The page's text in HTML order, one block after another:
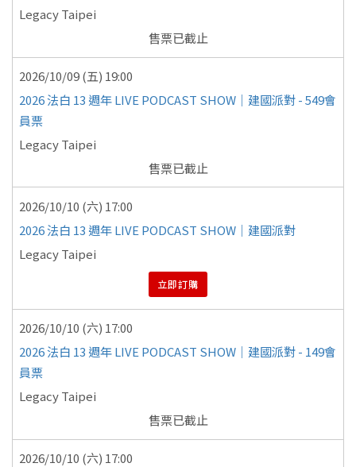
Legacy Taipei
售票已截止
2026/10/09 (五) 19:00
2026 法白 13 週年 LIVE PODCAST SHOW｜建國派對 - 549會
員票
Legacy Taipei
售票已截止
2026/10/10 (六) 17:00
2026 法白 13 週年 LIVE PODCAST SHOW｜建國派對
Legacy Taipei
立即訂購
2026/10/10 (六) 17:00
2026 法白 13 週年 LIVE PODCAST SHOW｜建國派對 - 149會
員票
Legacy Taipei
售票已截止
2026/10/10 (六) 17:00